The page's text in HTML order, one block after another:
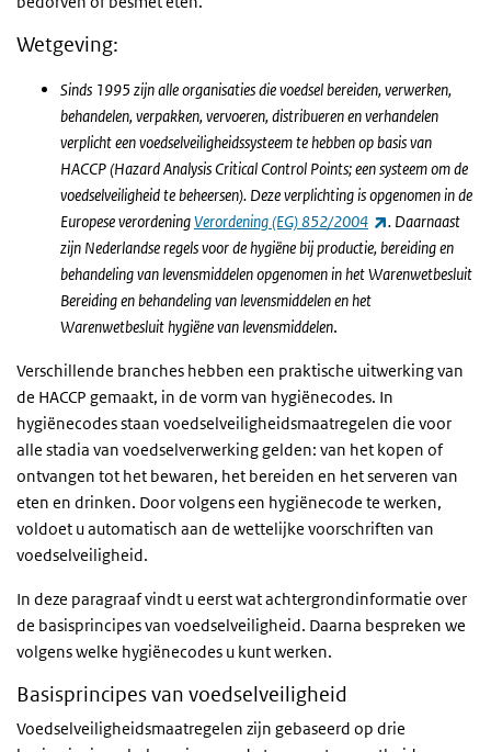
Wetgeving:
Sinds 1995 zijn alle organisaties die voedsel bereiden, verwerken,
behandelen, verpakken, vervoeren, distribueren en verhandelen
verplicht een voedselveiligheidssysteem te hebben op basis van
HACCP (Hazard Analysis Critical Control Points; een systeem om de
voedselveiligheid te beheersen). Deze verplichting is opgenomen in de
Europese verordeningVerordening (EG) 852/2004 (externe link)
. Daarnaast
zijn Nederlandse regels voor de hygiëne bij productie, bereiding en
behandeling van levensmiddelen opgenomen in het Warenwetbesluit
Bereiding en behandeling van levensmiddelen en het
Warenwetbesluit hygiëne van levensmiddelen.
Verschillende branches hebben een praktische uitwerking van
de HACCP gemaakt, in de vorm van hygiënecodes. In
hygiënecodes staan voedselveiligheidsmaatregelen die voor
alle stadia van voedselverwerking gelden: van het kopen of
ontvangen tot het bewaren, het bereiden en het serveren van
eten en drinken. Door volgens een hygiënecode te werken,
voldoet u automatisch aan de wettelijke voorschriften van
voedselveiligheid.
In deze paragraaf vindt u eerst wat achtergrondinformatie over
de basisprincipes van voedselveiligheid. Daarna bespreken we
volgens welke hygiënecodes u kunt werken.
Basisprincipes van voedselveiligheid
Voedselveiligheidsmaatregelen zijn gebaseerd op drie